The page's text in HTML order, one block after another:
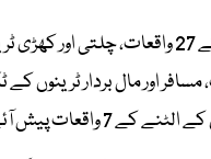
مین پھاٹک پر ٹکراؤ کے 27 واقعات، چلتی
7 واقعات پیش آئے۔